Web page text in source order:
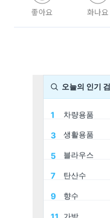
좋아요 화나요